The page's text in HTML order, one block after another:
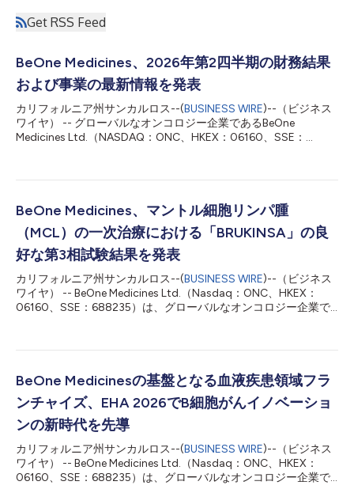
Get RSS Feed
BeOne Medicines、2026年第2四半期の財務結果
および事業の最新情報を発表
カリフォルニア州サンカルロス--(BUSINESS WIRE)--（ビジネス
ワイヤ） -- グローバルなオンコロジー企業であるBeOne
Medicines Ltd.（NASDAQ：ONC、HKEX：06160、SSE：
（CEO）であるジョン・V・オイラーは次のように述べていま
野のリーダーとしての当社の持続的な成長を裏付けるものです。
BRUKINSAをはじめとする当社の基盤となる血液がん領域の事業
は、業界屈指の厚みと多様性を誇るパイプラインを推進するなか
で、引き続き勢いを増しています。創薬、臨床開発、製造、商業
化にまたがる独自の強みを活かし、当社はグローバルな成長の次
なる段階に向けて準備を整えています。」 (単位：千米ドル、未
監査) 6月30日に終了した 6月30日に終了した 3か月間
6か月間 2026年 2025年 ...
BeOne Medicines、マントル細胞リンパ腫
（MCL）の一次治療における「BRUKINSA」の良
好な第3相試験結果を発表
カリフォルニア州サンカルロス--(BUSINESS WIRE)--（ビジネス
ワイヤ） -- BeOne Medicines Ltd.（Nasdaq：ONC、HKEX：
06160、SSE：688235）は、グローバルなオンコロジー企業で
同試験は、治療歴のない成人マントル細胞リンパ腫（MCL）患者
リツキシマブの併用療法を、ベンダムスチンとリツキシマブの併
用療法（BR）と比較評価するものです。MANGROVEは、この一
次治療の場面において、BTK阻害薬ベースの化学療法を伴わない
レジメンを標準的な化学免疫療法と比較評価した初の第3相国際
共同無作為化試験です。この重要な第3相試験は、MCLにおける
BRUKINSAの確立された臨床エビデンスを基盤としています。
BeOneの血液領域チーフ・メディカル・オフィサー（CMO）で
あるアミット・アガルワル医学博士（M.D., Ph.D.）は、次のよう
BeOne Medicinesの基盤となる血液疾患領域フラ
ンチャイズ、EHA 2026でB細胞がんイノベーショ
ンの新時代を先導
カリフォルニア州サンカルロス--(BUSINESS WIRE)--（ビジネス
ワイヤ） -- BeOne Medicines Ltd.（Nasdaq：ONC、HKEX：
06160、SSE：688235）は、グローバルなオンコロジー企業で